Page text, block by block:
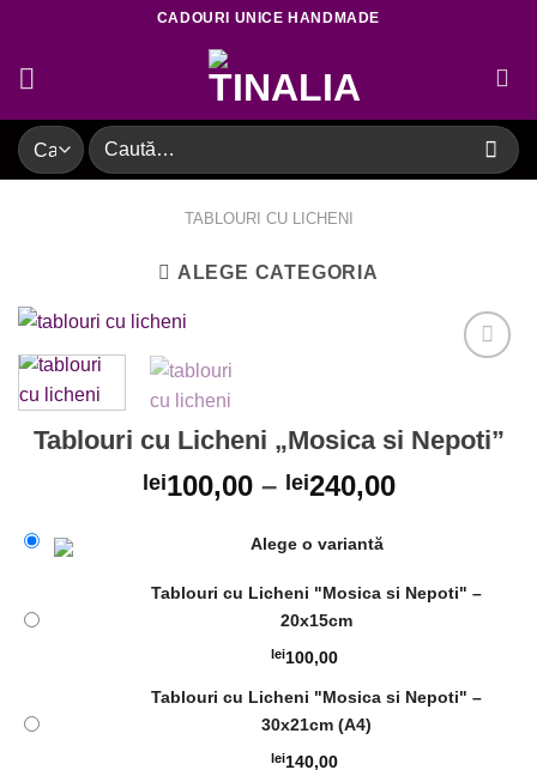
content
CADOURI UNICE HANDMADE
Caută
după:
TABLOURI CU LICHENI
ALEGE CATEGORIA
la favorite
Tablouri cu Licheni „Mosica si Nepoti”
lei100,00– lei240,00
Alege o variantă
Tablouri cu Licheni "Mosica si Nepoti" –
20x15cm
lei100,00
Tablouri cu Licheni "Mosica si Nepoti" –
30x21cm (A4)
lei140,00